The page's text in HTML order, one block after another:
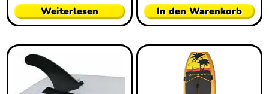
Weiterlesen In den Warenkorb